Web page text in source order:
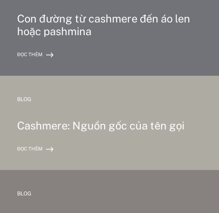
Con đường từ cashmere đến áo len
hoặc pashmina
ĐỌC THÊM
BLOG
Cashmere: Nguồn gốc của tên gọi
ĐỌC THÊM
BLOG